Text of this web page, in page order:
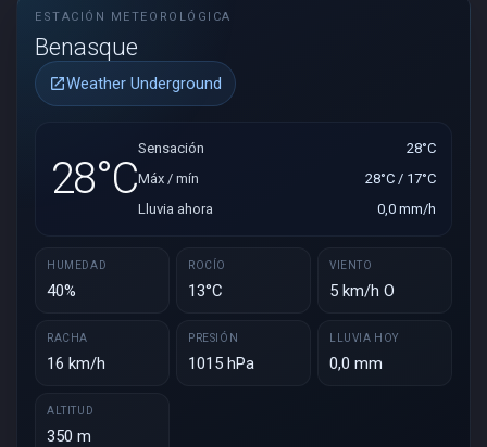
ESTACIÓN METEOROLÓGICA
Benasque
open_in_newWeather Underground
28°C
Sensación
28°C
Máx / mín
28°C / 17°C
Lluvia ahora
0,0 mm/h
HUMEDAD
40%
ROCÍO
13°C
VIENTO
5 km/h O
RACHA
16 km/h
PRESIÓN
1015 hPa
LLUVIA HOY
0,0 mm
ALTITUD
350 m